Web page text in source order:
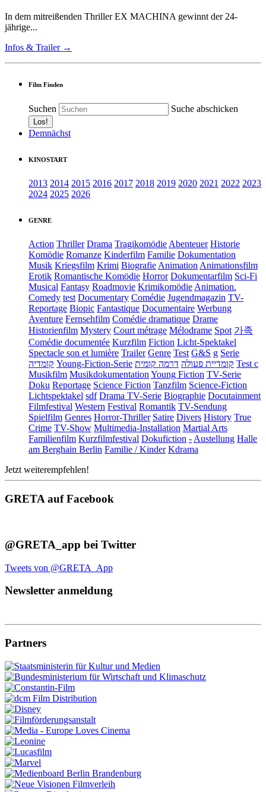
In dem mitreißenden Thriller EX MACHINA gewinnt der 24-
jährige...
Infos & Trailer →
Film Finden
Suchen Suche abschicken
Demnächst
KINOSTART
2013 2014 2015 2016 2017 2018 2019 2020 2021 2022 2023
2024 2025 2026
GENRE
Action Thriller Drama Tragikomödie Abenteuer Historie
Komödie Romanze Kinderfilm Familie Dokumentation
Musik Kriegsfilm Krimi Biografie Animation Animationsfilm
Erotik Romantische Komödie Horror Dokumentarfilm Sci-Fi
Musical Fantasy Roadmovie Krimikomödie Animation.
Comedy test Documentary Comédie Jugendmagazin TV-
Reportage Biopic Fantastique Documentaire Werbung
Aventure Fernsehfilm Comédie dramatique Drame
Historienfilm Mystery Court métrage Mélodrame Spot 가족
Comédie documentée Kurzfilm Fiction Licht-Spektakel
Spectacle son et lumière Trailer Genre Test G&S g Serie
קומדיה Young-Fiction-Serie קומדיית פעולה דרמה קומית
Test c
Musikfilm Musikdokumentation Young Fiction TV-Serie
Doku Reportage Science Fiction Tanzfilm Science-Fiction
Lichtspektakel sdf Drama TV-Serie Biographie Docutainment
Filmfestival Western Festival Romantik TV-Sendung
Spielfilm Genres Horror-Thriller Satire Divers History True
Crime TV-Show Multimedia-Installation Martial Arts
Familienfilm Kurzfilmfestival Dokufiction - Austellung Halle
am Berghain Berlin Familie / Kinder Kdrama
Jetzt weiterempfehlen!
GRETA auf Facebook
@GRETA_app bei Twitter
Tweets von @GRETA_App
Newsletter anmeldung
Partners